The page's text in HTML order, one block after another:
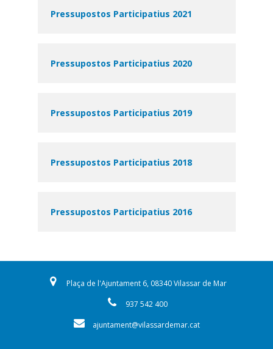
Pressupostos Participatius 2021
Pressupostos Participatius 2020
Pressupostos Participatius 2019
Pressupostos Participatius 2018
Pressupostos Participatius 2016
Plaça de l'Ajuntament 6, 08340 Vilassar de Mar
937 542 400
ajuntament@vilassardemar.cat